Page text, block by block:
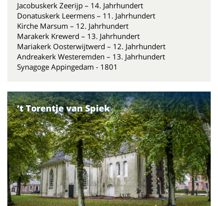
Jacobuskerk Zeerijp – 14. Jahrhundert
Donatuskerk Leermens – 11. Jahrhundert
Kirche Marsum – 12. Jahrhundert
Marakerk Krewerd – 13. Jahrhundert
Mariakerk Oosterwijtwerd – 12. Jahrhundert
Andreakerk Westeremden – 13. Jahrhundert
Synagoge Appingedam - 1801
‘t Torentje van Spiek